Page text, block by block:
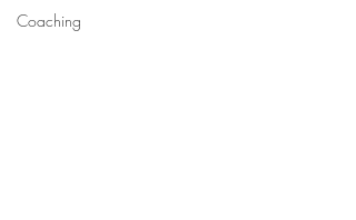
Coaching